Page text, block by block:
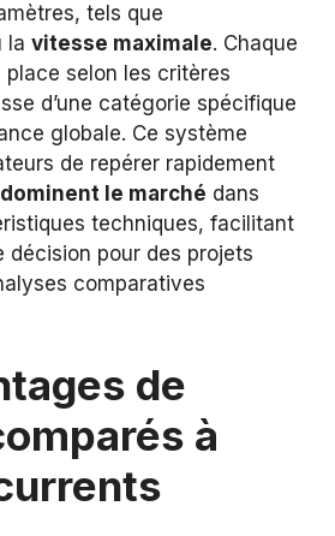
tels que
la vitesse maximale. Chaque
selon les critères
d’une catégorie spécifique
globale. Ce système
de repérer rapidement
dominent le marché dans
techniques, facilitant
décision pour des projets
comparatives
de
à